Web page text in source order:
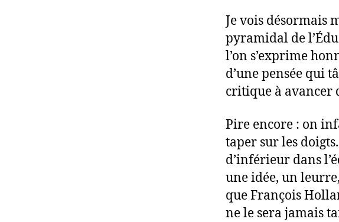
Je vois désormais
pyramidal de
l’on s’exprime
d’une pensée qui
critique à avancer
Pire encore : on
taper sur les
d’inférieur dans
une idée, un
que François
ne le sera jamais